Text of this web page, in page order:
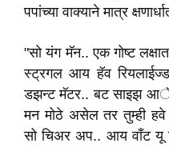
पपांच्या वाक्याने मात्र
"सो यंग मॅन.. एक गोष्ट
स्ट्रगल आय हॅव
डझन्ट मॅटर.. बट साइझ
मन मोठे असेल तर तुम्ही हवे
सो चिअर अप.. आय वाँट